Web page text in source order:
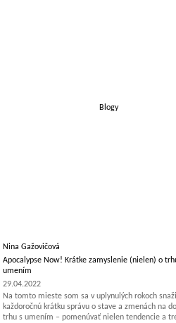
Blogy
Nina Gažovičová
Apocalypse Now! Krátke zamyslenie (nielen) o
umením
29.04.2022
Na tomto mieste som sa v uplynulých rokoch
každoročnú krátku správu o stave a zmenách na
trhu s umením – pomenúvať nielen tendencie a